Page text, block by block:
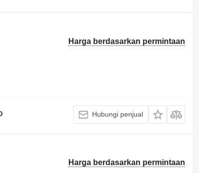
Harga berdasarkan permintaan
Hubungi penjual
Harga berdasarkan permintaan